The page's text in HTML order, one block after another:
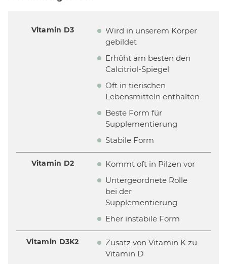
Vitamin D3
Wird in unserem Körper
gebildet
Erhöht am besten den
Calcitriol-Spiegel
Oft in tierischen
Lebensmitteln enthalten
Beste Form für
Supplementierung
Stabile Form
Vitamin D2
Kommt oft in Pilzen vor
Untergeordnete Rolle
bei der
Supplementierung
Eher instabile Form
Vitamin D3K2
Zusatz von Vitamin K zu
Vitamin D